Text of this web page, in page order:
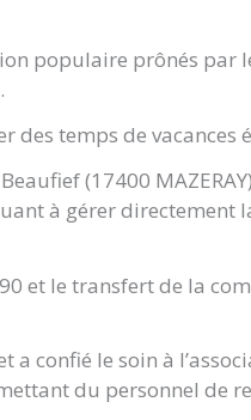
populaire prônés par
des temps de vacances
(17400
à gérer directement
et le transfert de la
confié le soin à
du personnel de